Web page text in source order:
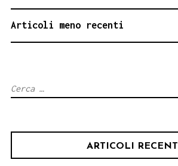
NAVIGAZIONE
ARTICOLI
Articoli meno recenti
Ricerca
ARTICOLI RECENTI